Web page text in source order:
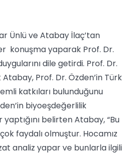
Ünlü ve Atabay İlaç’tan
konuşma yaparak Prof. Dr.
dile getirdi. Prof. Dr.
Prof. Dr. Özden’in Türk
katkıları bulunduğunu
biyoeşdeğerlilik
belirten Atabay, “Bu
faydalı olmuştur. Hocamız
analiz yapar ve bunlarla ilgili